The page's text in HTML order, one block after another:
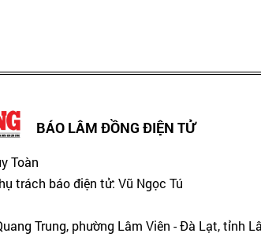
BÁO LÂM ĐỒNG ĐIỆN TỬ
Toàn
trách báo điện tử: Vũ Ngọc Tú
Trung, phường Lâm Viên - Đà Lạt, tỉnh